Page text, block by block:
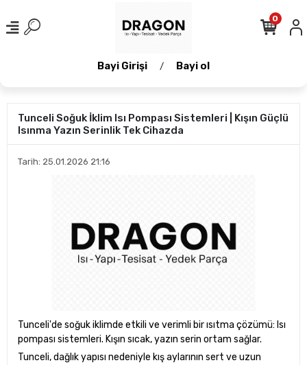
Bayi Girişi / Bayi ol
0
Tunceli Soğuk İklim Isı Pompası Sistemleri | Kışın Güçlü
Isınma Yazın Serinlik Tek Cihazda
Tarih: 25.01.2026 21:16
Tunceli'de soğuk iklimde etkili ve verimli bir ısıtma çözümü: Isı
pompası sistemleri. Kışın sıcak, yazın serin ortam sağlar.
Tunceli, dağlık yapısı nedeniyle kış aylarının sert ve uzun